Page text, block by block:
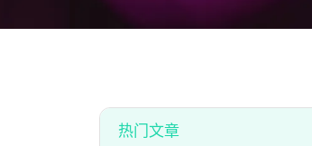
热门文章